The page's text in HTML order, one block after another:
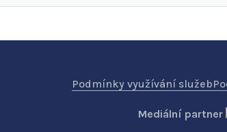
Podmínky využívání služeb
Mediální partner